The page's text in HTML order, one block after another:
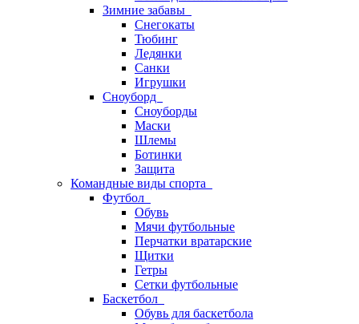
Зимние забавы
Снегокаты
Тюбинг
Ледянки
Санки
Игрушки
Сноуборд
Сноуборды
Маски
Шлемы
Ботинки
Защита
Командные виды спорта
Футбол
Обувь
Мячи футбольные
Перчатки вратарские
Щитки
Гетры
Сетки футбольные
Баскетбол
Обувь для баскетбола